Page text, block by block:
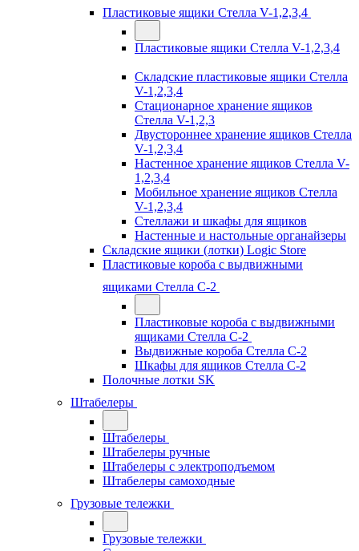
Пластиковые ящики Стелла V-1,2,3,4
Пластиковые ящики Стелла V-1,2,3,4
Складские пластиковые ящики Стелла
V-1,2,3,4
Стационарное хранение ящиков
Стелла V-1,2,3
Двустороннее хранение ящиков Стелла
V-1,2,3,4
Настенное хранение ящиков Стелла V-
1,2,3,4
Мобильное хранение ящиков Стелла
V-1,2,3,4
Стеллажи и шкафы для ящиков
Настенные и настольные органайзеры
Складские ящики (лотки) Logiс Store
Пластиковые короба с выдвижными
ящиками Стелла С-2
Пластиковые короба с выдвижными
ящиками Стелла С-2
Выдвижные короба Стелла С-2
Шкафы для ящиков Стелла С-2
Полочные лотки SK
Штабелеры
Штабелеры
Штабелеры ручные
Штабелеры с электроподъемом
Штабелеры самоходные
Грузовые тележки
Грузовые тележки